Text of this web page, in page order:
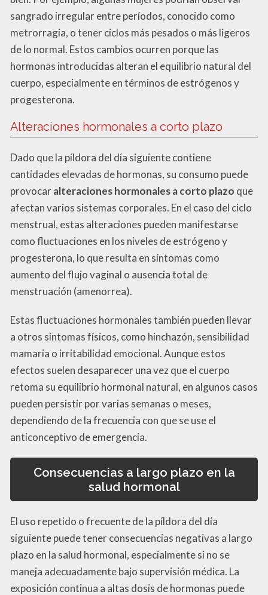
sangrado irregular entre períodos, conocido como
metrorragia, o tener ciclos más pesados o más ligeros
de lo normal. Estos cambios ocurren porque las
hormonas introducidas alteran el equilibrio natural del
cuerpo, especialmente en términos de estrógenos y
progesterona.
Alteraciones hormonales a corto plazo
Dado que la píldora del día siguiente contiene
cantidades elevadas de hormonas, su consumo puede
provocaralteraciones hormonales a corto plazo que
afectan varios sistemas corporales. En el caso del ciclo
menstrual, estas alteraciones pueden manifestarse
como fluctuaciones en los niveles de estrógeno y
progesterona, lo que resulta en síntomas como
aumento del flujo vaginal o ausencia total de
menstruación (amenorrea).
Estas fluctuaciones hormonales también pueden llevar
a otros síntomas físicos, como hinchazón, sensibilidad
mamaria o irritabilidad emocional. Aunque estos
efectos suelen desaparecer una vez que el cuerpo
retoma su equilibrio hormonal natural, en algunos casos
pueden persistir por varias semanas o meses,
dependiendo de la frecuencia con que se use el
anticonceptivo de emergencia.
Consecuencias a largo plazo en la
salud hormonal
El uso repetido o frecuente de la píldora del día
siguiente puede tener consecuencias negativas a largo
plazo en la salud hormonal, especialmente si no se
maneja adecuadamente bajo supervisión médica. La
exposición continua a altas dosis de hormonas puede